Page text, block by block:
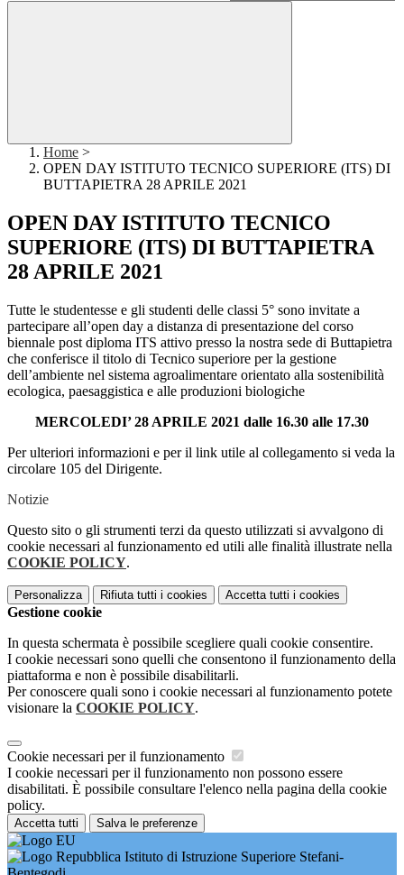
Home >
OPEN DAY ISTITUTO TECNICO SUPERIORE (ITS) DI
BUTTAPIETRA 28 APRILE 2021
OPEN DAY ISTITUTO TECNICO
SUPERIORE (ITS) DI BUTTAPIETRA
28 APRILE 2021
Tutte le studentesse e gli studenti delle classi 5° sono invitate a
partecipare all’open day a distanza di presentazione del corso
biennale post diploma ITS attivo presso la nostra sede di Buttapietra
che conferisce il titolo di Tecnico superiore per la gestione
dell’ambiente nel sistema agroalimentare orientato alla sostenibilità
ecologica, paesaggistica e alle produzioni biologiche
MERCOLEDI’ 28 APRILE 2021 dalle 16.30 alle 17.30
Per ulteriori informazioni e per il link utile al collegamento si veda la
circolare 105 del Dirigente.
Notizie
Questo sito o gli strumenti terzi da questo utilizzati si avvalgono di
cookie necessari al funzionamento ed utili alle finalità illustrate nella
COOKIE POLICY.
Personalizza Rifiuta tutti i cookies Accetta tutti i cookies
Gestione cookie
In questa schermata è possibile scegliere quali cookie consentire.
I cookie necessari sono quelli che consentono il funzionamento della
piattaforma e non è possibile disabilitarli.
Per conoscere quali sono i cookie necessari al funzionamento potete
visionare la COOKIE POLICY.
Cookie necessari per il funzionamento
I cookie necessari per il funzionamento non possono essere
disabilitati. È possibile consultare l'elenco nella pagina della cookie
policy.
Accetta tutti Salva le preferenze
Istituto di Istruzione Superiore Stefani-